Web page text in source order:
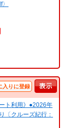
入りに登録
ト利用》●2026年
〔クルーズ紀行：